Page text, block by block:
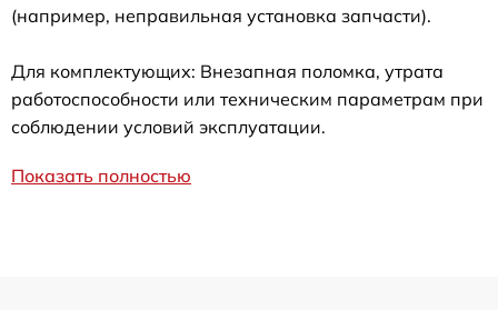
(например, неправильная установка запчасти).
Для комплектующих: Внезапная поломка, утрата
работоспособности или техническим параметрам при
соблюдении условий эксплуатации.
Показать полностью